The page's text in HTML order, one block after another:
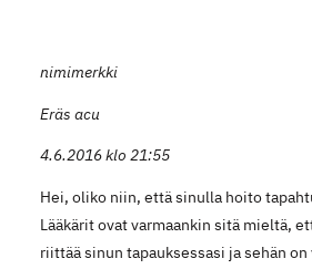
nimimerkki
Eräs acu
4.6.2016 klo 21:55
Hei, oliko niin, että sinulla hoito
Lääkärit ovat varmaankin sitä mieltä,
riittää sinun tapauksessasi ja sehän